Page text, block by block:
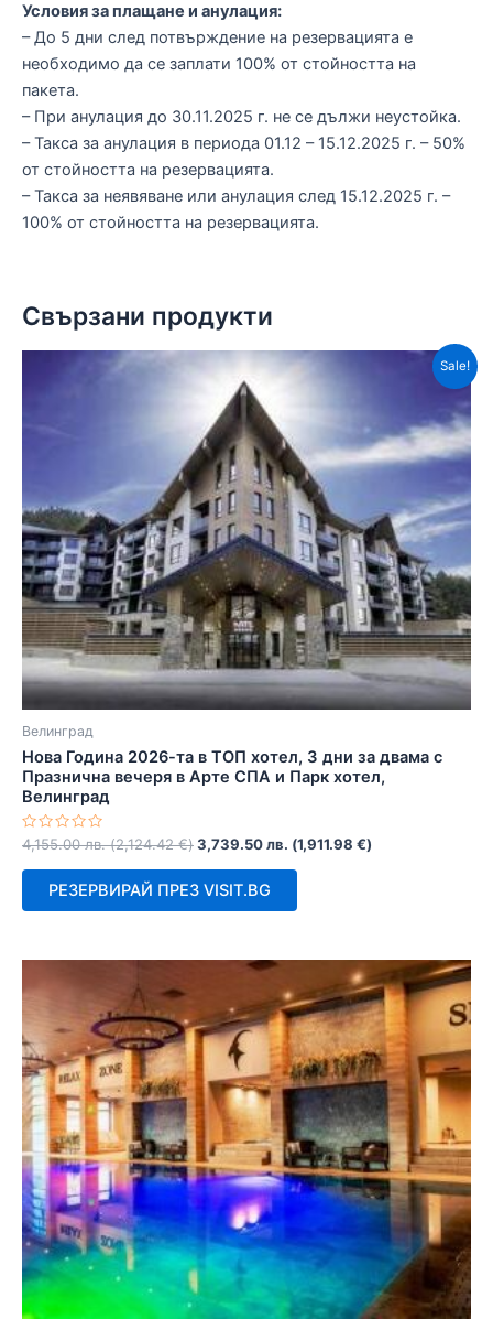
Условия за плащане и анулация:
– До 5 дни след потвърждение на резервацията е
необходимо да се заплати 100% от стойността на
пакета.
– При анулация до 30.11.2025 г. не се дължи неустойка.
– Такса за анулация в периода 01.12 – 15.12.2025 г. – 50%
от стойността на резервацията.
– Такса за неявяване или анулация след 15.12.2025 г. –
100% от стойността на резервацията.
Свързани продукти
Sale!
Велинград
Нова Година 2026-та в ТОП хотел, 3 дни за двама с
Празнична вечеря в Арте СПА и Парк хотел,
Велинград
Оценено
с
0
4,155.00лв. (2,124.42€)3,739.50лв. (1,911.98 €)
РЕЗЕРВИРАЙ ПРЕЗ VISIT.BG